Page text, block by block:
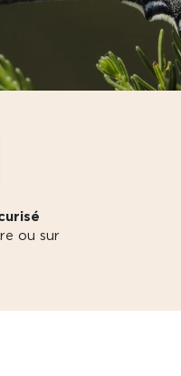
ou sur